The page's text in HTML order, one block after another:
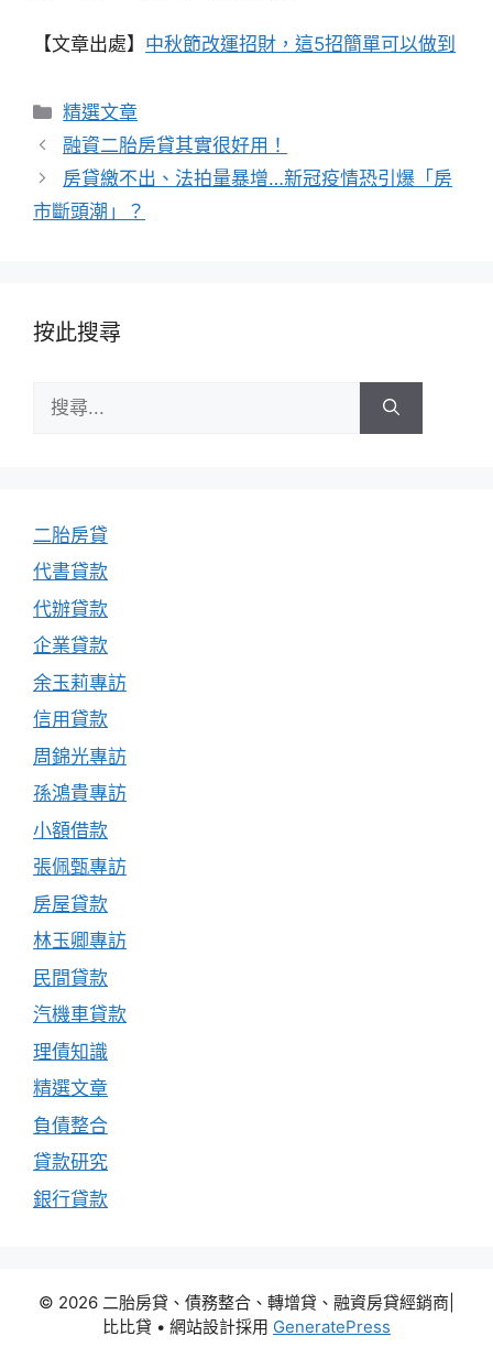
【文章出處】 中秋節改運招財，這5招簡單可以做到
分
類
精選文章
融資二胎房貸其實很好用！
房貸繳不出、法拍量暴增…新冠疫情恐引爆「房
市斷頭潮」？
按此搜尋
尋:
二胎房貸
代書貸款
代辦貸款
企業貸款
余玉莉專訪
信用貸款
周錦光專訪
孫鴻貴專訪
小額借款
張佩甄專訪
房屋貸款
林玉卿專訪
民間貸款
汽機車貸款
理債知識
精選文章
負債整合
貸款研究
銀行貸款
© 2026 二胎房貸、債務整合、轉增貸、融資房貸經銷商|
比比貸 • 網站設計採用 GeneratePress